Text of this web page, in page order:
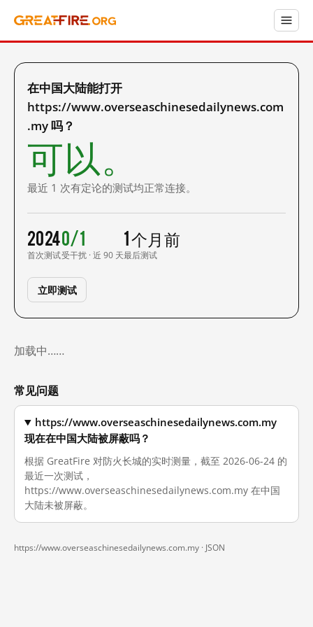
在中国大陆能打开
https://www.overseaschinesedailynews.com
.my 吗？
可以。
最近 1 次有定论的测试均正常连接。
2024
首次测试
0/1
受干扰 · 近 90 天
1 个月前
最后测试
立即测试
加载中……
常见问题
https://www.overseaschinesedailynews.com.my
现在在中国大陆被屏蔽吗？
根据 GreatFire 对防火长城的实时测量，截至 2026-06-24 的
最近一次测试，
https://www.overseaschinesedailynews.com.my 在中国
大陆未被屏蔽。
https://www.overseaschinesedailynews.com.my · JSON